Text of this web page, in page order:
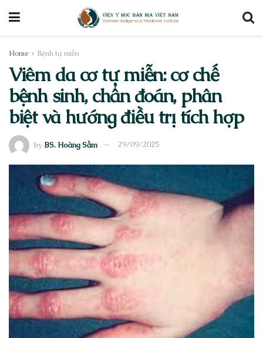
Home Bệnh tự miễn
Viêm da cơ tự miễn: cơ chế
bệnh sinh, chẩn đoán, phân
biệt và hướng điều trị tích hợp
by BS. Hoàng Sầm 29/09/2025